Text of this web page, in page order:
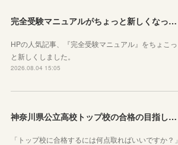
完全受験マニュアルがちょっと新しくなったよ！
HPの人気記事、『完全受験マニュアル』をちょこっ
と新しくしました。
2026.08.04 15:05
神奈川県公立高校トップ校の合格の目指し方について動画をアップしました
「トップ校に合格するには何点取ればいいですか？」